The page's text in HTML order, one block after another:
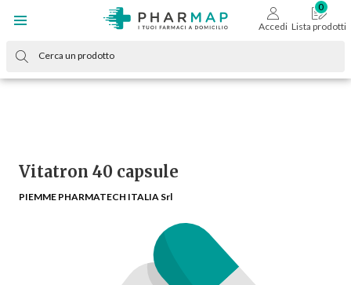
Accedi Lista prodotti
Vitatron 40 capsule
PIEMME PHARMATECH ITALIA Srl